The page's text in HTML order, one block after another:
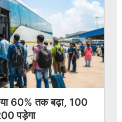
60% तक बढ़ा, 100
पड़ेगा